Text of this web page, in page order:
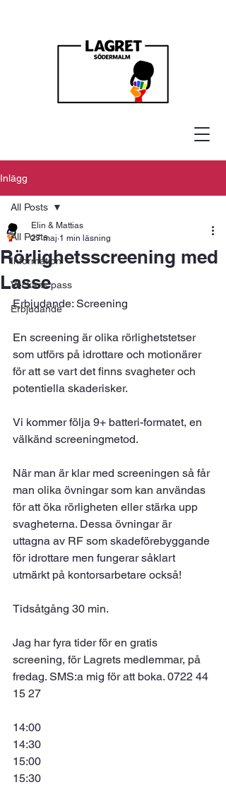
Inlägg
All Posts
Information
Veckans pass
Erbjudande
All Posts
Rörlighetsscreening med
Lasse
Elin & Mattias
27 maj 1 min läsning
Erbjudande: Screening
En screening är olika rörlighetstetser
som utförs på idrottare och motionärer
för att se vart det finns svagheter och
potentiella skaderisker.
Vi kommer följa 9+ batteri-formatet, en
välkänd screeningmetod.
När man är klar med screeningen så får
man olika övningar som kan användas
för att öka rörligheten eller stärka upp
svagheterna. Dessa övningar är
uttagna av RF som skadeförebyggande
för idrottare men fungerar såklart
utmärkt på kontorsarbetare också!
Tidsåtgång 30 min.
Jag har fyra tider för en gratis
screening, för Lagrets medlemmar, på
fredag. SMS:a mig för att boka. 0722 44
15 27
14:00
14:30
15:00
15:30